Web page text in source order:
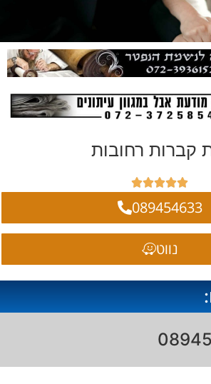
קברות רחובות





089454633
נווט